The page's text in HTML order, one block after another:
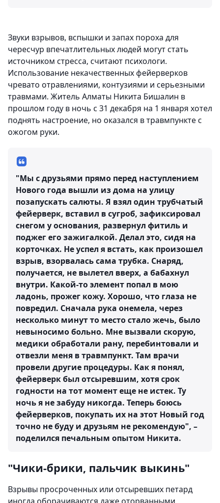
Звуки взрывов, вспышки и запах пороха для
чересчур впечатлительных людей могут стать
источником стресса, считают психологи.
Использование некачественных фейерверков
чревато отравлениями, контузиями и серьезными
травмами. Житель Алматы Никита Бишалин в
прошлом году в ночь с 31 декабря на 1 января хотел
поднять настроение, но оказался в травмпункте с
ожогом руки.
"Мы с друзьями прямо перед наступлением
Нового года вышли из дома на улицу
позапускать салюты. Я взял один трубчатый
фейерверк, вставил в сугроб, зафиксировал
снегом у основания, развернул фитиль и
поджег его зажигалкой. Делал это, сидя на
корточках. Не успел я встать, как произошел
взрыв, взорвалась сама трубка. Снаряд,
получается, не вылетел вверх, а бабахнул
внутри. Какой-то элемент попал в мою
ладонь, прожег кожу. Хорошо, что глаза не
повредил. Сначала рука онемела, через
несколько минут то место стало жечь, было
невыносимо больно. Мне вызвали скорую,
медики обработали рану, перебинтовали и
отвезли меня в травмпункт. Там врачи
провели другие процедуры. Как я понял,
фейерверк был отсыревшим, хотя срок
годности на тот момент еще не истек. Ту
ночь я не забуду никогда. Теперь боюсь
фейерверков, покупать их на этот Новый год
точно не буду и друзьям не рекомендую", –
поделился печальным опытом Никита.
"Чики-брики, пальчик выкинь"
Взрывы просроченных или отсыревших петард